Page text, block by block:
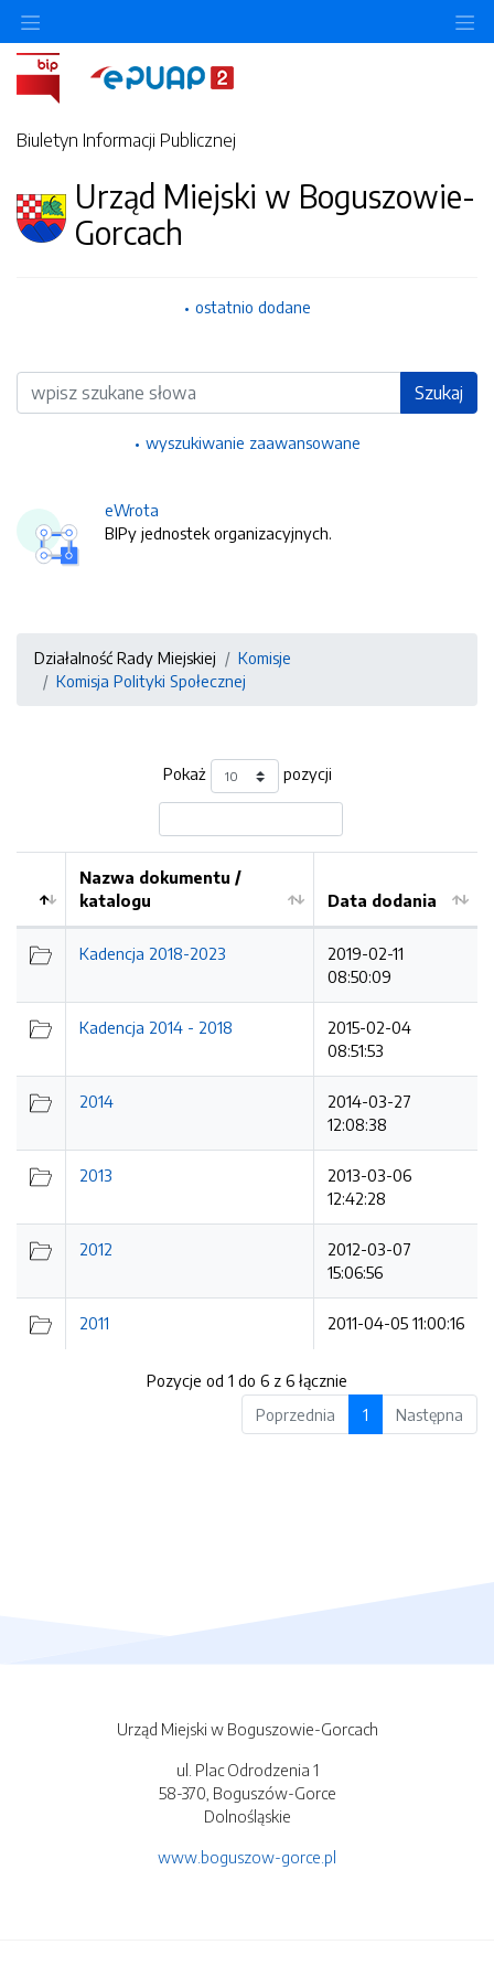
Biuletyn Informacji Publicznej
Urząd Miejski w Boguszowie-
Gorcach
ostatnio dodane
Wyszukiwarka Szukaj
wyszukiwanie zaawansowane
eWrota
BIPy jednostek organizacyjnych.
Działalność Rady Miejskiej
Komisje
Komisja Polityki Społecznej
Pokaż pozycji
Kolejność
Nazwa dokumentu /
katalogu
Data dodania
Kadencja 2018-2023
2019-02-11
08:50:09
Kadencja 2014 - 2018
2015-02-04
08:51:53
2014
2014-03-27
12:08:38
2013
2013-03-06
12:42:28
2012
2012-03-07
15:06:56
2011 2011-04-05 11:00:16
Pozycje od 1 do 6 z 6 łącznie
Poprzednia
1 Następna
Urząd Miejski w Boguszowie-Gorcach
ul. Plac Odrodzenia 1
58-370, Boguszów-Gorce
Dolnośląskie
www.boguszow-gorce.pl